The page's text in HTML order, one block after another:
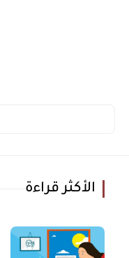
الأكثر قراءة